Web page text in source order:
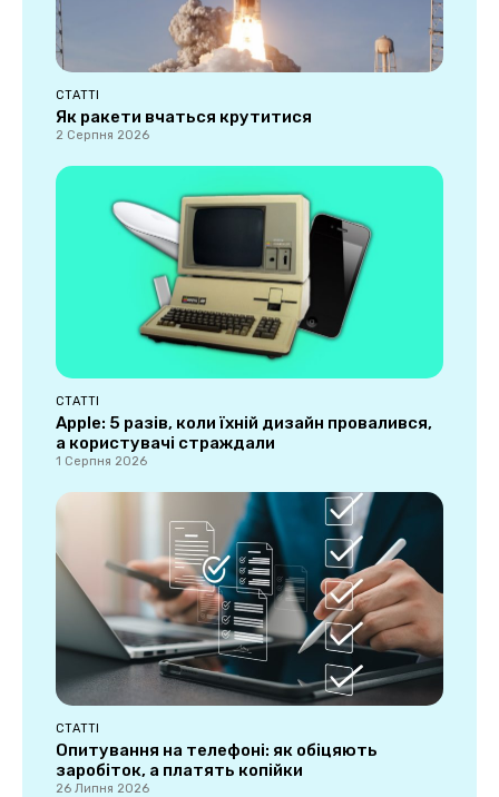
СТАТТІ
Як ракети вчаться крутитися
2 Серпня 2026
СТАТТІ
Apple: 5 разів, коли їхній дизайн провалився,
а користувачі страждали
1 Серпня 2026
СТАТТІ
Опитування на телефоні: як обіцяють
заробіток, а платять копійки
26 Липня 2026